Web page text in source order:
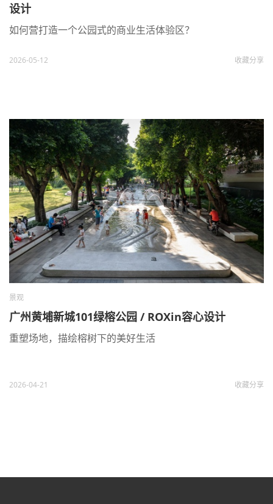
设计
如何营打造一个公园式的商业生活体验区？
2026-05-12 收藏分享
景观
广州黄埔新城101绿榕公园 / ROXin容心设计
重塑场地，描绘榕树下的美好生活
2026-04-21 收藏分享